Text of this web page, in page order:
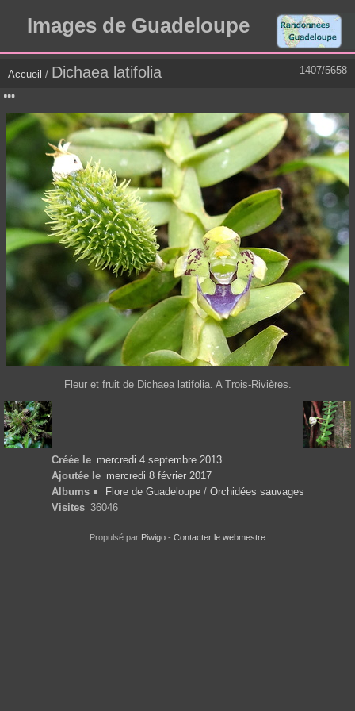
Images de Guadeloupe
1407/5658
Accueil / Dichaea latifolia
Fleur et fruit de Dichaea latifolia. A Trois-Rivières.
Créée le mercredi 4 septembre 2013
Ajoutée le mercredi 8 février 2017
Albums
Flore de Guadeloupe/ Orchidées sauvages
Visites 36046
Propulsé par Piwigo - Contacter le webmestre